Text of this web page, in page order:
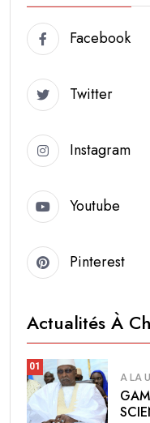
Facebook
Twitter
Instagram
Youtube
Pinterest
Actualités À
01
A LA